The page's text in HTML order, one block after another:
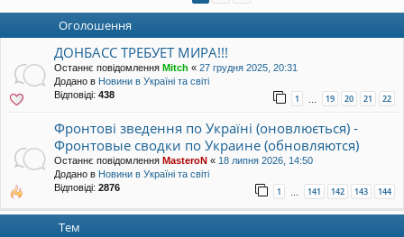
уп
Оголошення
ДОНБАСС ТРЕБУЕТ МИРА!!!
Останнє повідомлення Mitch « 27 грудня 2025, 20:31
Додано в Новини в Україні та світі
Відповіді: 438 1 … 19 20 21 22
Фронтові зведення по Україні (оновлюється) -
Фронтовые сводки по Украине (обновляются)
Останнє повідомлення MasteroN « 18 липня 2026, 14:50
Додано в Новини в Україні та світі
Відповіді: 2876 1 … 141 142 143 144
Тем